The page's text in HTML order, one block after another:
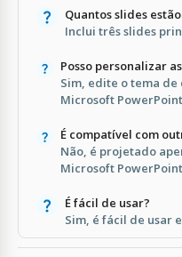
Quantos slides
Inclui três slides
Posso personalizar
Sim, edite o tema de
Microsoft
É compatível com
Não, é projetado
Microsoft
É fácil de usar?
Sim, é fácil de usar